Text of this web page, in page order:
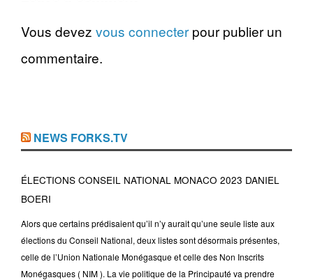
Vous devez vous connecter pour publier un
commentaire.
NEWS FORKS.TV
ÉLECTIONS CONSEIL NATIONAL MONACO 2023 DANIEL
BOERI
Alors que certains prédisaient qu’il n’y aurait qu’une seule liste aux
élections du Conseil National, deux listes sont désormais présentes,
celle de l’Union Nationale Monégasque et celle des Non Inscrits
Monégasques ( NIM ). La vie politique de la Principauté va prendre